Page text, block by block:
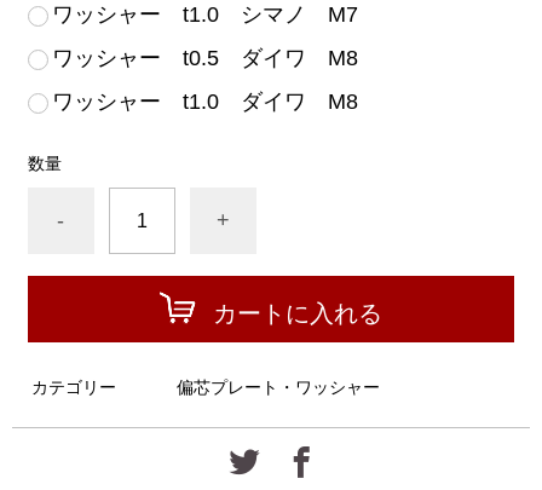
ワッシャー t1.0 シマノ M7
ワッシャー t0.5 ダイワ M8
ワッシャー t1.0 ダイワ M8
数量
- +
カートに入れる
カテゴリー 偏芯プレート・ワッシャー